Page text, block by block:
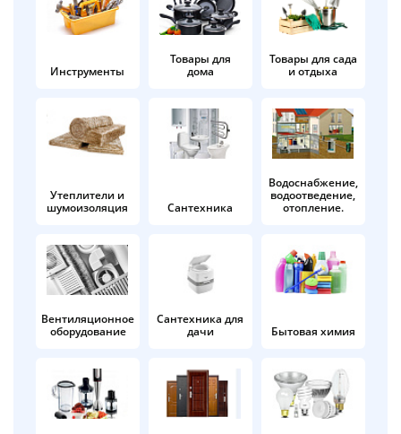
Инструменты
Товары для
дома
Товары для сада
и отдыха
Утеплители и
шумоизоляция
Сантехника
Водоснабжение,
водоотведение,
отопление.
Вентиляционное
оборудование
Сантехника для
дачи
Бытовая химия
Оплачивайте сегодня только
25% картой любого банка
Получайте товар
выбранный способом
Оставшиеся
% будут
по25%каждые 2 недели
Подробнее
об оплате Плайтом